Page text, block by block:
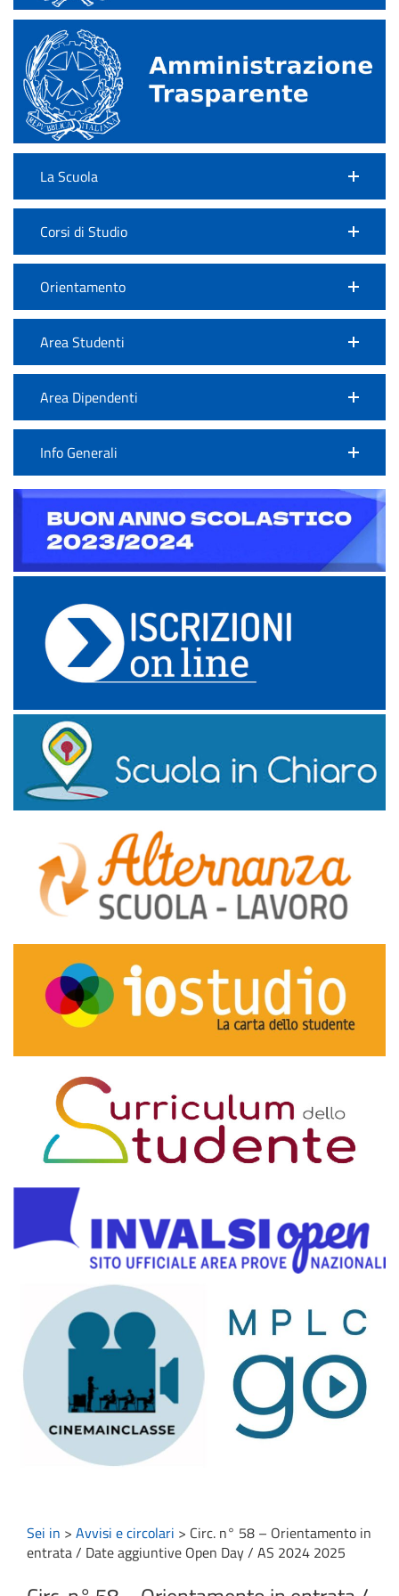
La Scuola
Corsi di Studio
Orientamento
Area Studenti
Area Dipendenti
Info Generali
Sei in > Avvisi e circolari > Circ. n° 58 – Orientamento in
entrata / Date aggiuntive Open Day / AS 2024 2025